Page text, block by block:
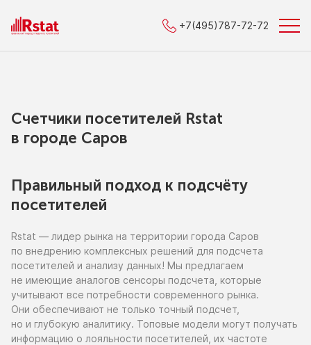
+7(495)787-72-72
Счетчики посетителей Rstat
в городe Саров
Правильный подход к подсчёту
посетителей
Rstat — лидер рынка на территории города Саров
по внедрению комплексных решений для подсчета
посетителей и анализу данных! Мы предлагаем
не имеющие аналогов сенсоры подсчета, которые
учитывают все потребности современного рынка.
Они обеспечивают не только точный подсчет,
но и глубокую аналитику. Топовые модели могут получать
информацию о лояльности посетителей, их частоте